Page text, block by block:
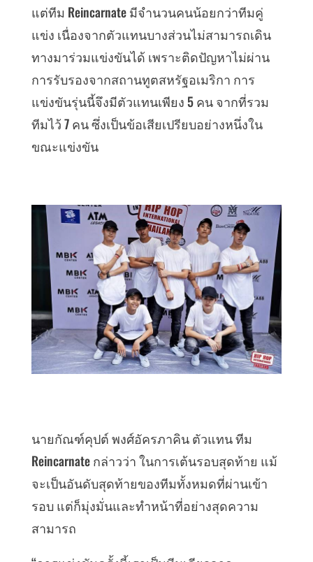
แต่ทีม Reincarnate มีจำนวนคนน้อยกว่าทีมคู่
แข่ง เนื่องจากตัวแทนบางส่วนไม่สามารถเดิน
ทางมาร่วมแข่งขันได้ เพราะติดปัญหาไม่ผ่าน
การรับรองจากสถานทูตสหรัฐอเมริกา การ
แข่งขันรุ่นนี้จึงมีตัวแทนเพียง 5 คน จากที่รวม
ทีมไว้ 7 คน ซึ่งเป็นข้อเสียเปรียบอย่างหนึ่งใน
ขณะแข่งขัน
นายกัณฑ์คุปต์ พงศ์อัครภาคิน ตัวแทน ทีม
Reincarnate กล่าวว่า ในการเต้นรอบสุดท้าย แม้
จะเป็นอันดับสุดท้ายของทีมทั้งหมดที่ผ่านเข้า
รอบ แต่ก็มุ่งมั่นและทำหน้าที่อย่างสุดความ
สามารถ